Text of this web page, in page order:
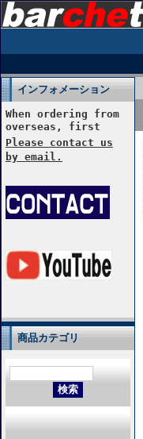
インフォメーション
When ordering from
overseas, first
Please contact us
by email.
商品カテゴリ